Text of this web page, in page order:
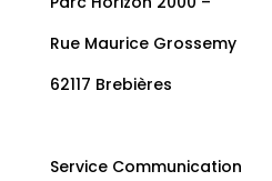
Rue Maurice Grossemy
62117 Brebières
Service Communication